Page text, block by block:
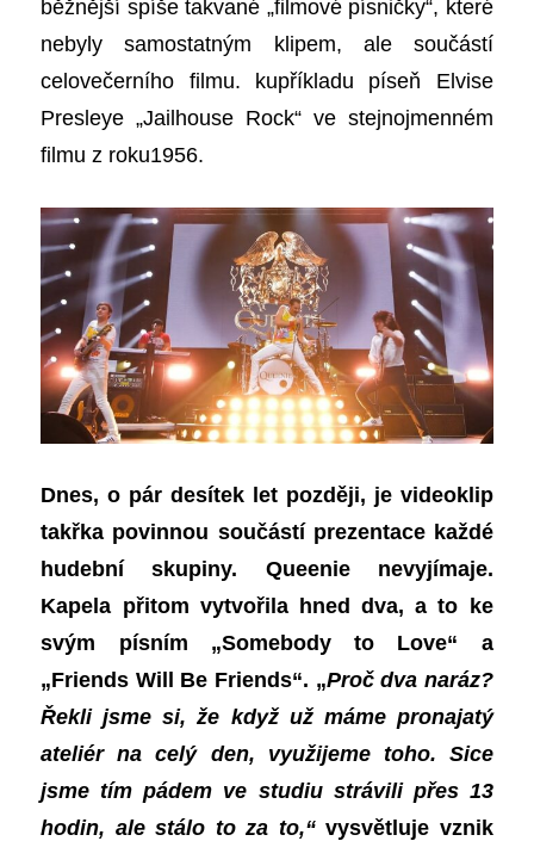
běžnější spíše takvané „filmové písničky“, které
nebyly samostatným klipem, ale součástí
celovečerního filmu. kupříkladu píseň Elvise
Presleye „Jailhouse Rock“ ve stejnojmenném
filmuz roku1956.
Dnes, o pár desítek let později, je videoklip
takřka povinnou součástí prezentace každé
hudební skupiny. Queenie nevyjímaje.
Kapela přitom vytvořila hned dva, a to ke
svým písním „Somebody to Love“ a
„Friends Will Be Friends“. „Proč dva naráz?
Řekli jsme si, že když už máme pronajatý
ateliér na celý den, využijeme toho. Sice
jsme tím pádem ve studiu strávili přes 13
hodin, ale stálo to za to,“ vysvětluje vznik